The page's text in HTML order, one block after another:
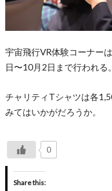
宇宙飛行VR体験コーナー
日〜10月2日まで行われる。
チャリティTシャツは各
みてはいかがだろうか。
0
Share this: